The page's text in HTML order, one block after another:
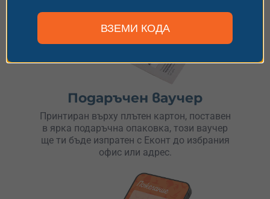
Подаръчен ваучер
Принтиран върху плътен картон, поставен
в ярка подаръчна опаковка, този ваучер
ще ти бъде изпратен с Еконт до избрания
офис или адрес.
ВЗЕМИ КОДА